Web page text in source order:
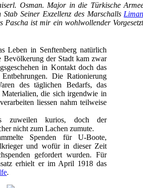
Osman. Major in die Türkische
Seiner Exzellenz des Marschalls
Pascha ist mir ein wohlwollender
Leben in Senftenberg natürlich
der Stadt kam zwar
in Kontakt doch das
Die Rationierung
des täglichen Bedarfs, das
die sich irgendwie in
liessen nahm teilweise
zuweilen kurios, doch der
nicht zum Lachen zumute.
Spenden für U-Boote,
und wofür in dieser Zeit
gefordert wurden. Für
erhielt er im April 1918 das
.